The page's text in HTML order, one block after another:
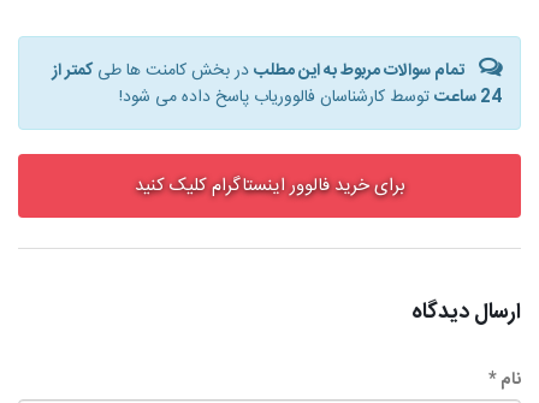
تمام سوالات مربوط به این مطلبدر بخش کامنت ها طیکمتر از
24 ساعت
توسط کارشناسان فالووریاب پاسخ داده می شود!
برای خرید فالوور اینستاگرام کلیک کنید
ارسال دیدگاه
نام *